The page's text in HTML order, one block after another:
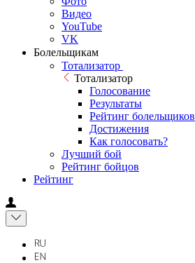
Видео
YouTube
VK
Болельщикам
Тотализатор
Тотализатор
Голосование
Результаты
Рейтинг болельщиков
Достижения
Как голосовать?
Лучший бой
Рейтинг бойцов
Рейтинг